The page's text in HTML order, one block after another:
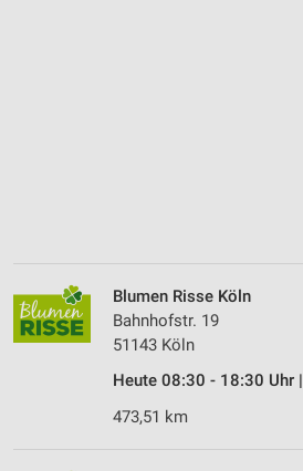
Blumen Risse Köln
Bahnhofstr. 19
51143 Köln
Heute 08:30 - 18:30 Uhr |
473,51 km